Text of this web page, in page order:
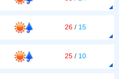
26 / 15
25 / 10